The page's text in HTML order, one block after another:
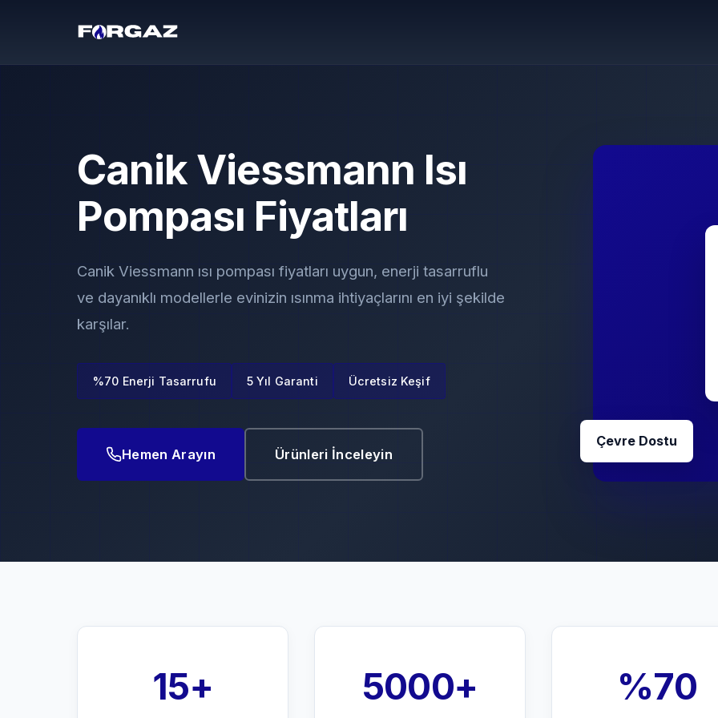
Canik Viessmann Isı
Pompası Fiyatları
Canik Viessmann ısı pompası fiyatları uygun, enerji tasarruflu
ve dayanıklı modellerle evinizin ısınma ihtiyaçlarını en iyi şekilde
karşılar.
%70 Enerji Tasarrufu 5 Yıl Garanti Ücretsiz Keşif
Hemen Arayın Ürünleri İnceleyin
Çevre Dostu
15+ 5000+ %70